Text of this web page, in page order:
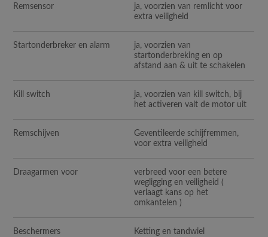
Remsensor
ja, voorzien van remlicht voor
extra veiligheid
Startonderbreker en alarm
ja, voorzien van
startonderbreking en op
afstand aan & uit te schakelen
Kill switch
ja, voorzien van kill switch, bij
het activeren valt de motor uit
Remschijven
Geventileerde schijfremmen,
voor extra veiligheid
Draagarmen voor
verbreed voor een betere
wegligging en veiligheid (
verlaagt kans op het
omkantelen )
Beschermers
Ketting en tandwiel